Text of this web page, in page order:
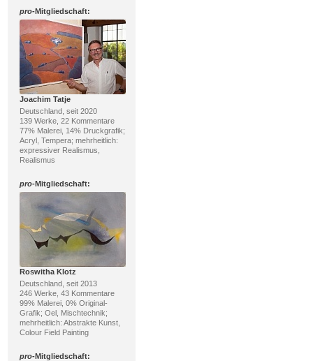
pro-Mitgliedschaft:
Joachim Tatje
Deutschland, seit 2020
139 Werke, 22 Kommentare
77% Malerei, 14% Druckgrafik;
Acryl, Tempera; mehrheitlich:
expressiver Realismus,
Realismus
pro-Mitgliedschaft:
Roswitha Klotz
Deutschland, seit 2013
246 Werke, 43 Kommentare
99% Malerei, 0% Original-
Grafik; Oel, Mischtechnik;
mehrheitlich: Abstrakte Kunst,
Colour Field Painting
pro-Mitgliedschaft: